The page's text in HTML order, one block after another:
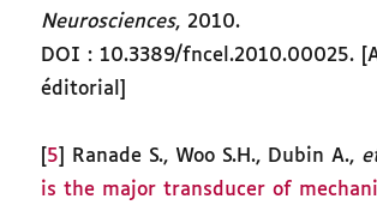
Neurosciences, 2010.
DOI : 10.3389/fncel.2010.00025.
éditorial]
5 ] Ranade S., Woo S.H., Dubin A.,
is the major transducer of